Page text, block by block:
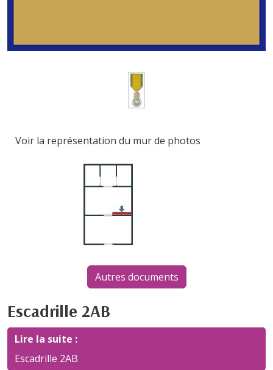
Voir la représentation du mur de photos
Autres documents
Escadrille 2AB
Lire la suite :
Escadrille 2AB